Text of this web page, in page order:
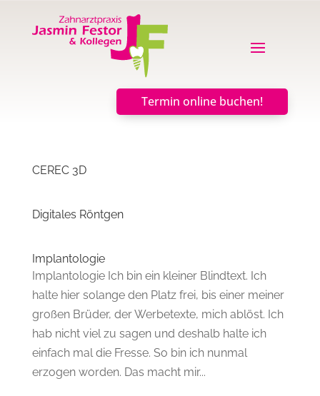
Termin online buchen!
CEREC 3D
Digitales Röntgen
Implantologie
Implantologie Ich bin ein kleiner Blindtext. Ich
halte hier solange den Platz frei, bis einer meiner
großen Brüder, der Werbetexte, mich ablöst. Ich
hab nicht viel zu sagen und deshalb halte ich
einfach mal die Fresse. So bin ich nunmal
erzogen worden. Das macht mir...